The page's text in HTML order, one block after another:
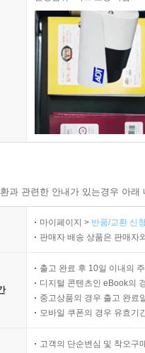
과 관련한 안내가 있는경우 아
마이페이지 > 반품/교환 신
판매자 배송 상품은 판매자
출고 완료 후 10일 이내의
디지털 콘텐츠인 eBook의
중고상품의 경우 출고 완료
모바일 쿠폰의 경우 유효기
고객의 단순변심 및 착오구